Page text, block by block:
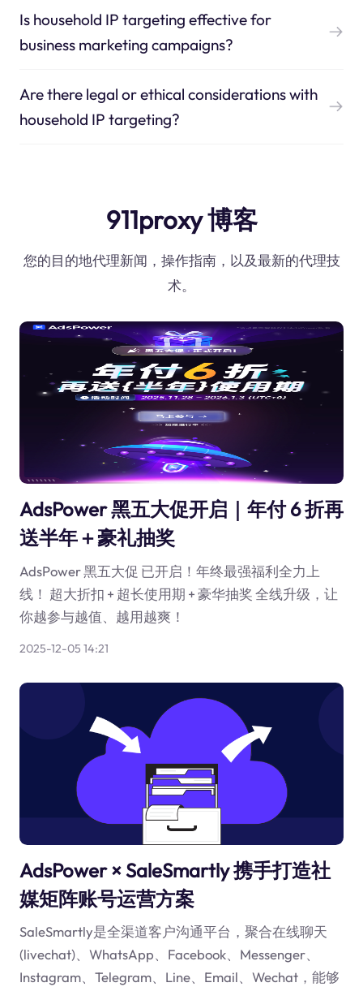
Is household IP targeting effective for
business marketing campaigns?
Are there legal or ethical considerations with
household IP targeting?
911proxy 博客
您的目的地代理新闻，操作指南，以及最新的代理技
术。
AdsPower 黑五大促开启｜年付 6 折再
送半年＋豪礼抽奖
AdsPower 黑五大促 已开启！年终最强福利全力上
线！ 超大折扣 + 超长使用期 + 豪华抽奖 全线升级，让
你越参与越值、越用越爽！
2025-12-05 14:21
AdsPower × SaleSmartly 携手打造社
媒矩阵账号运营方案
SaleSmartly是全渠道客户沟通平台，聚合在线聊天
(livechat)、WhatsApp、Facebook、Messenger、
Instagram、Telegram、Line、Email、Wechat，能够